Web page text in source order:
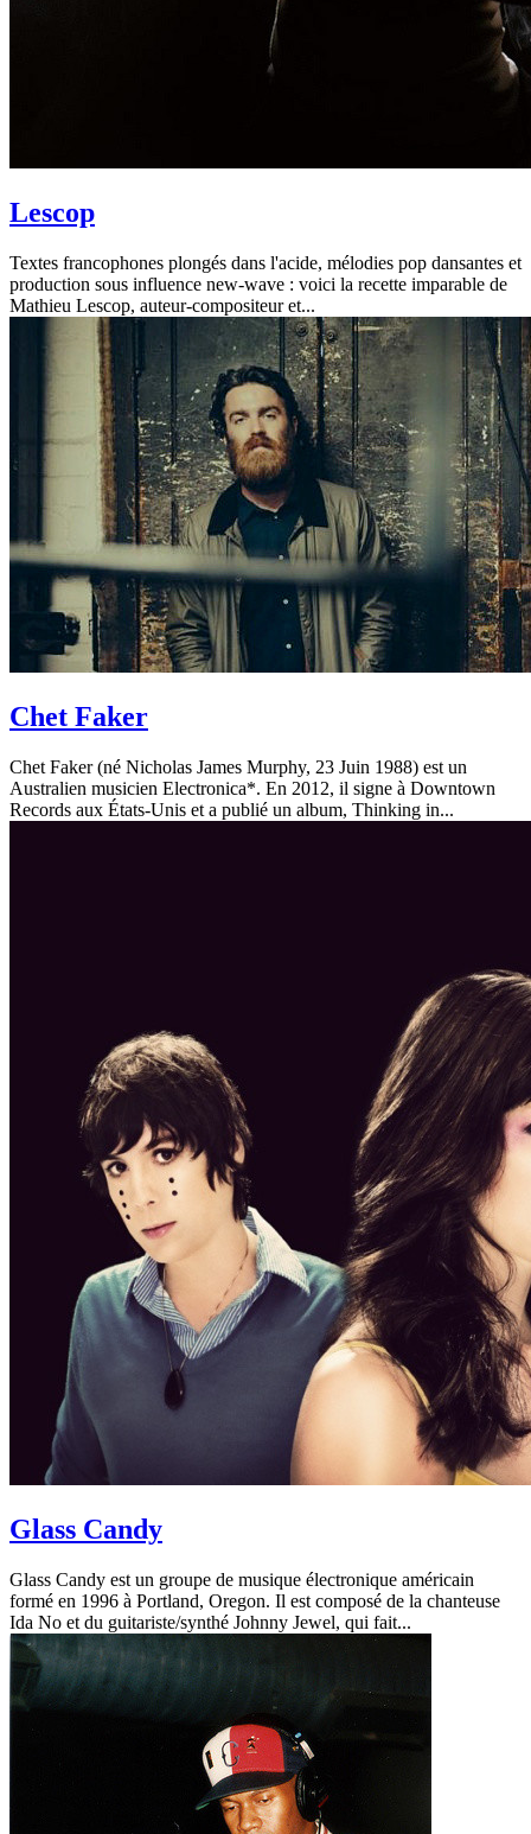
Lescop
Textes francophones plongés dans l'acide, mélodies pop dansantes et
production sous influence new-wave : voici la recette imparable de
Mathieu Lescop, auteur-compositeur et...
Chet Faker
Chet Faker (né Nicholas James Murphy, 23 Juin 1988) est un
Australien musicien Electronica*. En 2012, il signe à Downtown
Records aux États-Unis et a publié un album, Thinking in...
Glass Candy
Glass Candy est un groupe de musique électronique américain
formé en 1996 à Portland, Oregon. Il est composé de la chanteuse
Ida No et du guitariste/synthé Johnny Jewel, qui fait...